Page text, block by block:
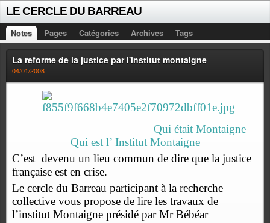
LE CERCLE DU BARREAU
Notes Pages Catégories Archives Tags
La reforme de la justice par l'institut montaigne
04/01/2008
Qui était Montaigne
Qui est l’ Institut Montaigne
C’est devenu un lieu commun de dire que la justice
française est en crise.
Le cercle du Barreau participant à la recherche
collective vous propose de lire les travaux de
l’institut Montaigne présidé par Mr Bébéar